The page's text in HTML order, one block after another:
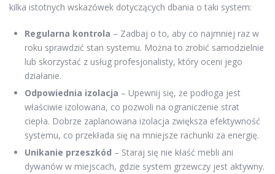
kilka istotnych wskazówek dotyczących dbania o taki system:
Regularna kontrola – Zadbaj o to, aby co najmniej raz w
roku sprawdzić stan systemu. Można to zrobić samodzielnie
lub skorzystać z usług profesjonalisty, który oceni jego
działanie.
Odpowiednia izolacja – Upewnij się, że podłoga jest
właściwie izolowana, co pozwoli na ograniczenie strat
ciepła. Dobrze zaplanowana izolacja zwiększa efektywność
systemu, co przekłada się na mniejsze rachunki za energię.
Unikanie przeszkód – Staraj się nie kłaść mebli ani
dywanów w miejscach, gdzie system grzewczy jest aktywny.